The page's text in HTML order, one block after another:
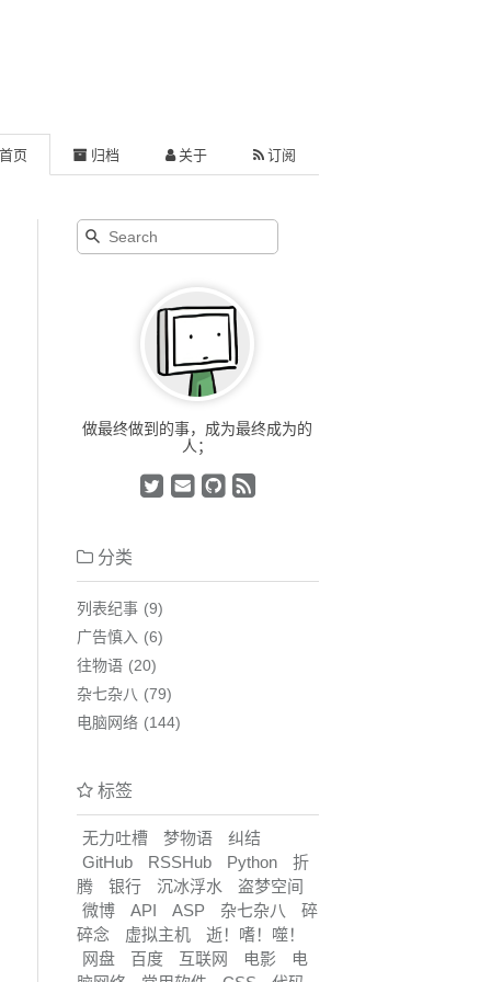
页 归档 关于 订阅
做最终做到的事，成为最终成为的
人；
分类
列表纪事
9
广告慎入
6
往物语
20
杂七杂八
79
电脑网络
144
标签
无力吐槽 梦物语
纠结
GitHub
RSSHub Python
折
腾
银行 沉冰浮水
盗梦空间
微博
API ASP 杂七杂八
碎
碎念
虚拟主机
逝！嗜！噬！
网盘
百度 互联网 电影
电